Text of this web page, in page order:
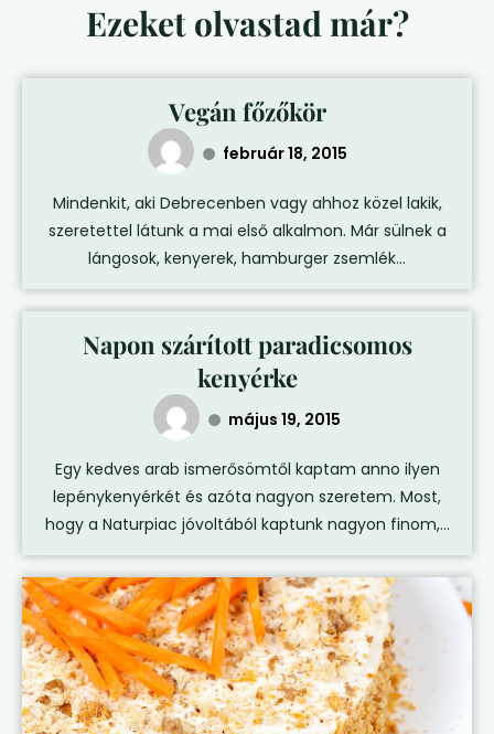
Ezeket olvastad már?
Vegán főzőkör
február 18, 2015
Mindenkit, aki Debrecenben vagy ahhoz közel lakik,
szeretettel látunk a mai első alkalmon. Már sülnek a
lángosok, kenyerek, hamburger zsemlék...
Napon szárított paradicsomos
kenyérke
május 19, 2015
Egy kedves arab ismerősömtől kaptam anno ilyen
lepénykenyérkét és azóta nagyon szeretem. Most,
hogy a Naturpiac jóvoltából kaptunk nagyon finom,...